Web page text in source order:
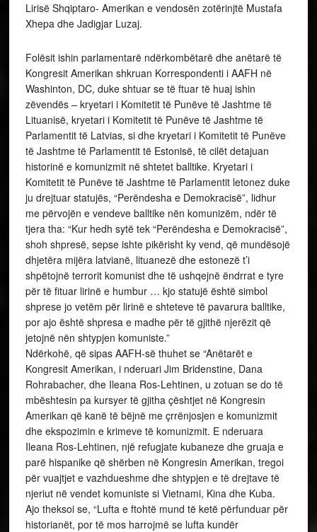
Lirisë Shqiptaro- Amerikan e vendosën zotërinjtë Mustafa
Xhepa dhe Jadigjar Luzaj.
Folësit ishin parlamentarë ndërkombëtarë dhe anëtarë të
Kongresit Amerikan shkruan Korrespondenti i AAFH në
Washinton, DC, duke shtuar se të ftuar të huaj ishin
zëvendës – kryetari i Komitetit të Punëve të Jashtme të
Lituanisë, kryetari i Komitetit të Punëve të Jashtme të
Parlamentit të Latvias, si dhe kryetari i Komitetit të Punëve
të Jashtme të Parlamentit të Estonisë, të cilët detajuan
historinë e komunizmit në shtetet balltike. Kryetari i
Komitetit të Punëve të Jashtme të Parlamentit letonez duke
ju drejtuar statujës, “Perëndesha e Demokracisë”, lidhur
me përvojën e vendeve balltike nën komunizëm, ndër të
tjera tha: “Kur hedh sytë tek “Perëndesha e Demokracisë”,
shoh shpresë, sepse ishte pikërisht ky vend, që mundësojë
dhjetëra mijëra latvianë, lituanezë dhe estonezë t’i
shpëtojnë terrorit komunist dhe të ushqejnë ëndrrat e tyre
për të fituar lirinë e humbur … kjo statujë është simbol
shprese jo vetëm për lirinë e shteteve të pavarura balltike,
por ajo është shpresa e madhe për të gjithë njerëzit që
jetojnë nën shtypjen komuniste.”
Ndërkohë, që sipas AAFH-së thuhet se “Anëtarët e
Kongresit Amerikan, i nderuari Jim Bridenstine, Dana
Rohrabacher, dhe Ileana Ros-Lehtinen, u zotuan se do të
mbështesin pa kursyer të gjitha çështjet në Kongresin
Amerikan që kanë të bëjnë me çrrënjosjen e komunizmit
dhe ekspozimin e krimeve të komunizmit. E nderuara
Ileana Ros-Lehtinen, një refugjate kubaneze dhe gruaja e
parë hispanike që shërben në Kongresin Amerikan, tregoi
për vuajtjet e vazhdueshme dhe shtypjen e të drejtave të
njeriut në vendet komuniste si Vietnami, Kina dhe Kuba.
Ajo theksoi se, “Lufta e ftohtë mund të ketë përfunduar për
historianët, por të mos harrojmë se lufta kundër